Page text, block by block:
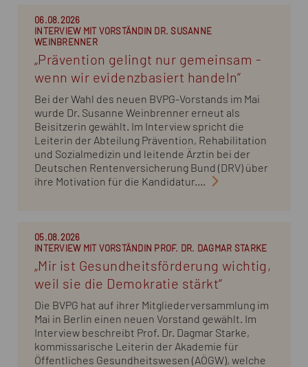
06.08.2026
INTERVIEW MIT VORSTÄNDIN DR. SUSANNE
WEINBRENNER
„Prävention gelingt nur gemeinsam -
wenn wir evidenzbasiert handeln“
Bei der Wahl des neuen BVPG-Vorstands im Mai
wurde Dr. Susanne Weinbrenner erneut als
Beisitzerin gewählt. Im Interview spricht die
Leiterin der Abteilung Prävention, Rehabilitation
und Sozialmedizin und leitende Ärztin bei der
Deutschen Rentenversicherung Bund (DRV) über
ihre Motivation für die Kandidatur....
05.08.2026
INTERVIEW MIT VORSTÄNDIN PROF. DR. DAGMAR STARKE
„Mir ist Gesundheitsförderung wichtig,
weil sie die Demokratie stärkt“
Die BVPG hat auf ihrer Mitgliederversammlung im
Mai in Berlin einen neuen Vorstand gewählt. Im
Interview beschreibt Prof. Dr. Dagmar Starke,
kommissarische Leiterin der Akademie für
Öffentliches Gesundheitswesen (AÖGW), welche